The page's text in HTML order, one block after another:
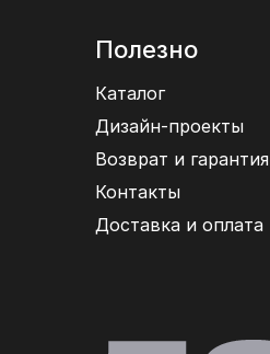
Полезно
Каталог
Дизайн-проекты
Возврат и гарантия
Контакты
Доставка и оплата